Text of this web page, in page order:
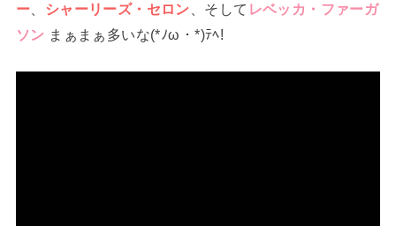
ー
シャーリーズ・セロン 、そして レベッカ・ファーガ
ソン まぁまぁ多いな(*ﾉω・*)ﾃﾍ!